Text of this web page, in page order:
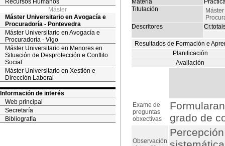
Recursos Humanos
Máster
Máster Universitario en Avogacía e
Procuradoría - Pontevedra
Máster Universitario en Avogacía e
Procuradoría - Vigo
Máster Universitario en Menores en
Situación de Desprotección e Conflito
Social
Máster Universitario en Xestión e
Dirección Laboral
Información de interés
Web principal
Secretaría
Bibliografía
Materia
Titulación
Descritores
Resultados de Formación e
Planificación
Avaliación
Exame de
preguntas
obxectivas
grado de
Observación